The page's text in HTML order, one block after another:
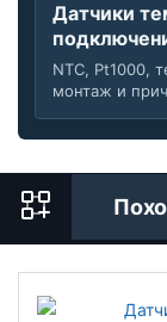
Датчики
NTC, Pt1000,
монтаж и